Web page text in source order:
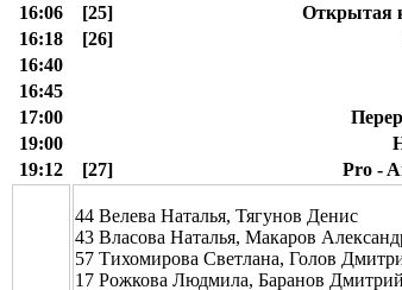
16:06
[25]
Открытая
16:18
[26]
16:40
16:45
17:00
19:00
19:12
[27] Pro -
44 Велева Наталья, Тягунов Денис
43 Власова Наталья, Макаров
57 Тихомирова Светлана, Голов
17 Рожкова Людмила, Баранов Дмитрий